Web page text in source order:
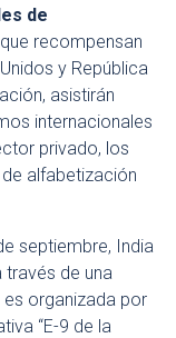
de
recompensan
y República
asistirán
internacionales
privado, los
alfabetización
septiembre, India
través de una
organizada por
“E-9 de la